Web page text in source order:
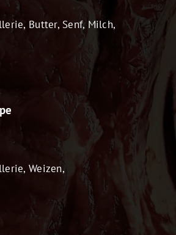
Butter, Senf, Milch,
Weizen,